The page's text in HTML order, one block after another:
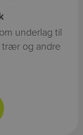
underlag til
trær og andre